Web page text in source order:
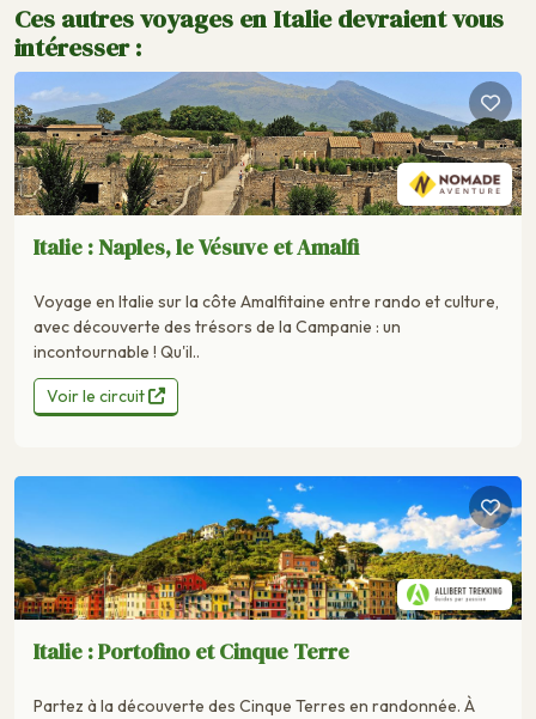
Ces autres voyages en Italie devraient vous
intéresser :
Italie : Naples, le Vésuve et Amalfi
Voyage en Italie sur la côte Amalfitaine entre rando et culture,
avec découverte des trésors de la Campanie : un
incontournable ! Qu'il..
Voir le circuit
Italie : Portofino et Cinque Terre
Partez à la découverte des Cinque Terres en randonnée. À